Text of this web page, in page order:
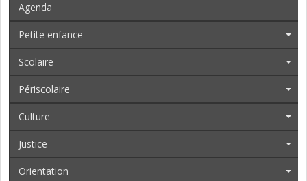
Agenda
Petite enfance
Scolaire
Périscolaire
Culture
Justice
Orientation